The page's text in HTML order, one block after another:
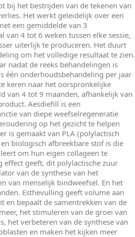
bij het bestrijden van de tekenen van
Het werkt geleidelijk over een
een gemiddelde van 3
van 4 tot 6 weken tussen elke sessie,
uiterlijk te produceren. Het duurt
om het volledige resultaat te zien.
nadat de reeks behandelingen is
één onderhoudsbehandeling per jaar
keren naar het oorspronkelijke
van 4 tot 9 maanden, afhankelijk van
Aesdiefill is een
van diepe weefselregeneratie
op het gezicht te helpen
is gemaakt van PLA (polylactisch
biologisch afbreekbare stof is die
om hun eigen collageen te
effect geeft, dit polylactische zuur
van de synthese van het
van menselijk bindweefsel. En het
Esthevulling geeft volume aan
en bepaalt de samentrekken van de
het stimuleren van de groei van
het verbeteren van de synthese van
en maken het kijken meer